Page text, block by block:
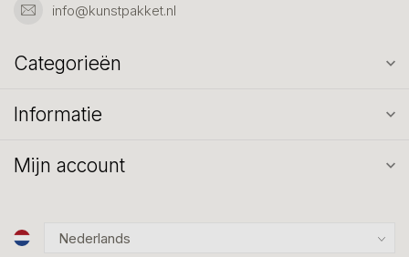
info@kunstpakket.nl
Categorieën
Informatie
Mijn account